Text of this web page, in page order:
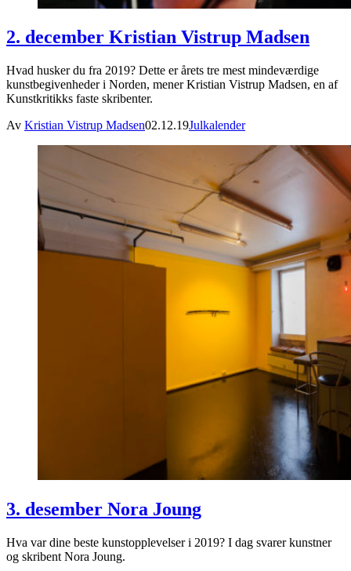
2. december Kristian Vistrup Madsen
Hvad husker du fra 2019? Dette er årets tre mest mindeværdige
kunstbegivenheder i Norden, mener Kristian Vistrup Madsen, en af
Kunstkritikks faste skribenter.
Av Kristian Vistrup Madsen02.12.19Julkalender
3. desember Nora Joung
Hva var dine beste kunstopplevelser i 2019? I dag svarer kunstner
og skribent Nora Joung.